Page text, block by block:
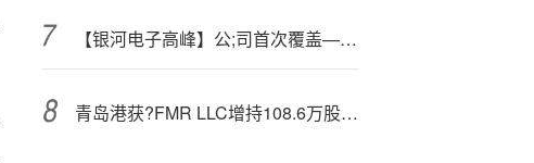
【银河电子高峰】公;司首次覆盖—丨全志科技 ：半年报业绩向好，下游需求逐步回暖
青岛港获?FMR LLC增持108.6万股 每股作价约6.96港元